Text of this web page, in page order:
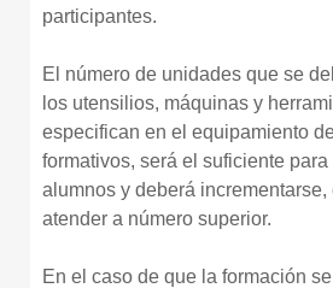
participantes.
El número de unidades que se
los utensilios, máquinas y
especifican en el equipamiento
formativos, será el suficiente
alumnos y deberá incrementarse,
atender a número superior.
En el caso de que la formación